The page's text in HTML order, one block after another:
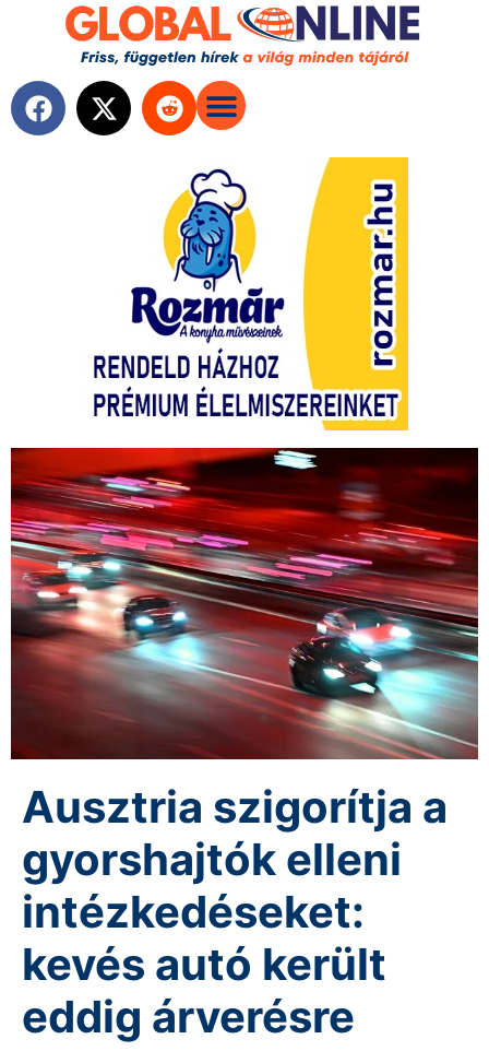
Ausztria szigorítja a
gyorshajtók elleni
intézkedéseket:
kevés autó került
eddig árverésre